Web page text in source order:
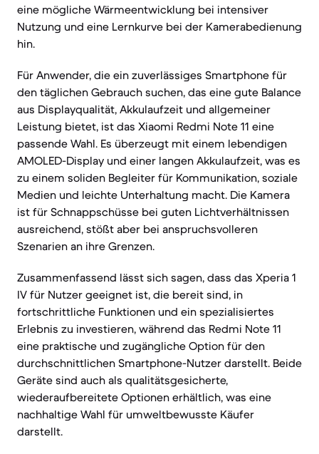
eine mögliche Wärmeentwicklung bei intensiver
Nutzung und eine Lernkurve bei der Kamerabedienung
hin.
Für Anwender, die ein zuverlässiges Smartphone für
den täglichen Gebrauch suchen, das eine gute Balance
aus Displayqualität, Akkulaufzeit und allgemeiner
Leistung bietet, ist das Xiaomi Redmi Note 11 eine
passende Wahl. Es überzeugt mit einem lebendigen
AMOLED-Display und einer langen Akkulaufzeit, was es
zu einem soliden Begleiter für Kommunikation, soziale
Medien und leichte Unterhaltung macht. Die Kamera
ist für Schnappschüsse bei guten Lichtverhältnissen
ausreichend, stößt aber bei anspruchsvolleren
Szenarien an ihre Grenzen.
Zusammenfassend lässt sich sagen, dass das Xperia 1
IV für Nutzer geeignet ist, die bereit sind, in
fortschrittliche Funktionen und ein spezialisiertes
Erlebnis zu investieren, während das Redmi Note 11
eine praktische und zugängliche Option für den
durchschnittlichen Smartphone-Nutzer darstellt. Beide
Geräte sind auch als qualitätsgesicherte,
wiederaufbereitete Optionen erhältlich, was eine
nachhaltige Wahl für umweltbewusste Käufer
darstellt.